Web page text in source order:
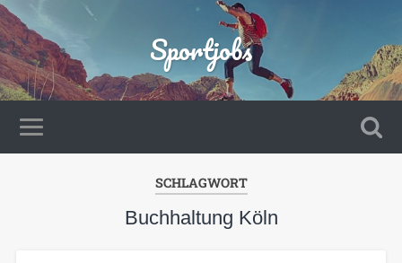
Sportjobs
SCHLAGWORT
Buchhaltung Köln